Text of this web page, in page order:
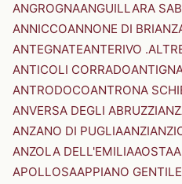
ANGROGNAANGUILLARA
ANNICCOANNONE DI
ANTEGNATEANTERIVO
ANTICOLI CORRADO
ANTRODOCOANTRONA
ANVERSA DEGLI ABRUZZI
ANZANO DI PUGLIAANZI
ANZOLA DELL'EMILIAAOSTA
APOLLOSAAPPIANO GENTILE